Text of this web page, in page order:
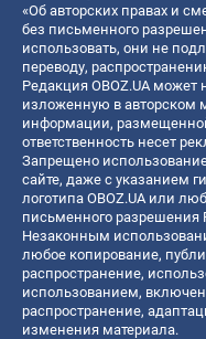
«Об авторских правах и
без письменного
использовать, они не
переводу,
Редакция OBOZ.UA может
изложенную в авторском
информации,
ответственность несет
Запрещено
сайте, даже с указанием
логотипа OBOZ.UA или
письменного разрешения
Незаконным
любое копирование,
распространение,
использованием,
распространение,
изменения материала.